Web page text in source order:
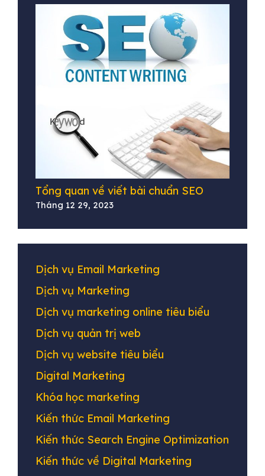
Tổng quan về viết bài chuẩn SEO
Tháng 12 29, 2023
Dịch vụ Email Marketing
Dịch vụ Marketing
Dịch vụ marketing online tiêu biểu
Dịch vụ quản trị web
Dịch vụ website tiêu biểu
Digital Marketing
Khóa học marketing
Kiến thức Email Marketing
Kiến thức Search Engine Optimization
Kiến thức về Digital Marketing